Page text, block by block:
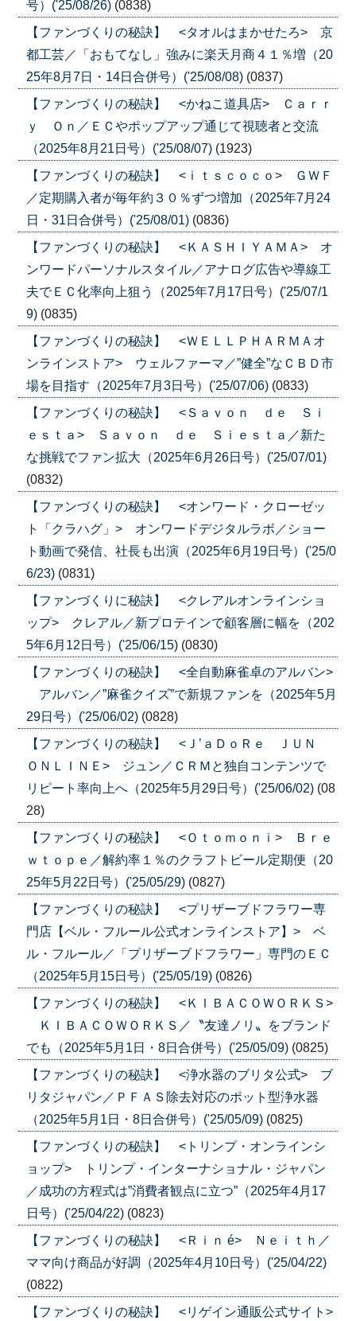
号）('25/08/26) (0838)
【ファンづくりの秘訣】 <タオルはまかせたろ> 京
都工芸／「おもてなし」強みに楽天月商４１％増（20
25年8月7日・14日合併号）('25/08/08) (0837)
【ファンづくりの秘訣】 <かねこ道具店> Ｃａｒｒ
ｙ Ｏｎ／ＥＣやポップアップ通じて視聴者と交流
（2025年8月21日号）('25/08/07) (1923)
【ファンづくりの秘訣】 <ｉｔｓｃｏｃｏ> ＧＷＦ
／定期購入者が毎年約３０％ずつ増加（2025年7月24
日・31日合併号）('25/08/01) (0836)
【ファンづくりの秘訣】 <ＫＡＳＨＩＹＡＭＡ> オ
ンワードパーソナルスタイル／アナログ広告や導線工
夫でＥＣ化率向上狙う（2025年7月17日号）('25/07/1
9) (0835)
【ファンづくりの秘訣】 <ＷＥＬＬＰＨＡＲＭＡオ
ンラインストア> ウェルファーマ／”健全”なＣＢＤ市
場を目指す（2025年7月3日号）('25/07/06) (0833)
【ファンづくりの秘訣】 <Ｓａｖｏｎ ｄｅ Ｓｉ
ｅｓｔａ> Ｓａｖｏｎ ｄｅ Ｓｉｅｓｔａ／新た
な挑戦でファン拡大（2025年6月26日号）('25/07/01)
(0832)
【ファンづくりの秘訣】 <オンワード・クローゼッ
ト「クラハグ」> オンワードデジタルラボ／ショー
ト動画で発信、社長も出演（2025年6月19日号）('25/0
6/23) (0831)
【ファンづくりに秘訣】 <クレアルオンラインショ
ップ> クレアル／新プロテインで顧客層に幅を（202
5年6月12日号）('25/06/15) (0830)
【ファンづくりの秘訣】 <全自動麻雀卓のアルバン>
アルバン／”麻雀クイズ”で新規ファンを（2025年5月
29日号）('25/06/02) (0828)
【ファンづくりの秘訣】 <Ｊ’ａＤｏＲｅ ＪＵＮ
ＯＮＬＩＮＥ> ジュン／ＣＲＭと独自コンテンツで
リピート率向上へ（2025年5月29日号）('25/06/02) (08
28)
【ファンづくりの秘訣】 <Ｏｔｏｍｏｎｉ> Ｂｒｅ
ｗｔｏｐｅ／解約率１％のクラフトビール定期便（20
25年5月22日号）('25/05/29) (0827)
【ファンづくりの秘訣】 <プリザーブドフラワー専
門店【ベル・フルール公式オンラインストア】> ベ
ル・フルール／「プリザーブドフラワー」専門のＥＣ
（2025年5月15日号）('25/05/19) (0826)
【ファンづくりの秘訣】 <ＫＩＢＡＣＯＷＯＲＫＳ>
ＫＩＢＡＣＯＷＯＲＫＳ／〝友達ノリ〟をブランド
でも（2025年5月1日・8日合併号）('25/05/09) (0825)
【ファンづくりの秘訣】 <浄水器のブリタ公式> ブ
リタジャパン／ＰＦＡＳ除去対応のポット型浄水器
（2025年5月1日・8日合併号）('25/05/09) (0825)
【ファンづくりの秘訣】 <トリンプ・オンラインシ
ョップ> トリンプ・インターナショナル・ジャパン
／成功の方程式は”消費者観点に立つ”（2025年4月17
日号）('25/04/22) (0823)
【ファンづくりの秘訣】 <Ｒｉｎ é> Ｎｅｉｔｈ／
ママ向け商品が好調（2025年4月10日号）('25/04/22)
(0822)
【ファンづくりの秘訣】 <リゲイン通販公式サイト>